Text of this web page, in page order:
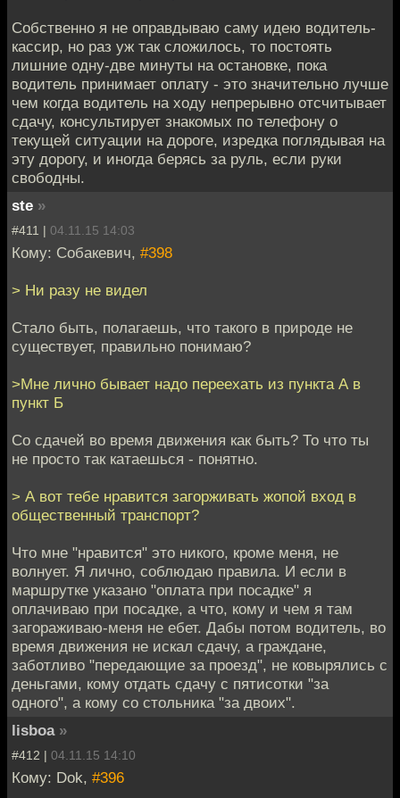
Собственно я не оправдываю саму идею водитель-
кассир, но раз уж так сложилось, то постоять
лишние одну-две минуты на остановке, пока
водитель принимает оплату - это значительно лучше
чем когда водитель на ходу непрерывно отсчитывает
сдачу, консультирует знакомых по телефону о
текущей ситуации на дороге, изредка поглядывая на
эту дорогу, и иногда берясь за руль, если руки
свободны.
ste »
#411 | 04.11.15 14:03
Кому: Собакевич, #398
> Ни разу не видел
Стало быть, полагаешь, что такого в природе не
существует, правильно понимаю?
>Mне лично бывает надо переехать из пункта А в
пункт Б
Со сдачей во время движения как быть? То что ты
не просто так катаешься - понятно.
> А вот тебе нравится загорживать жопой вход в
общественный транспорт?
Что мне "нравится" это никого, кроме меня, не
волнует. Я лично, соблюдаю правила. И если в
маршрутке указано "оплата при посадке" я
оплачиваю при посадке, а что, кому и чем я там
загораживаю-меня не ебет. Дабы потом водитель, во
время движения не искал сдачу, а граждане,
заботливо "передающие за проезд", не ковырялись с
деньгами, кому отдать сдачу с пятисотки "за
одного", а кому со стольника "за двоих".
lisboa »
#412 | 04.11.15 14:10
Кому: Dok, #396